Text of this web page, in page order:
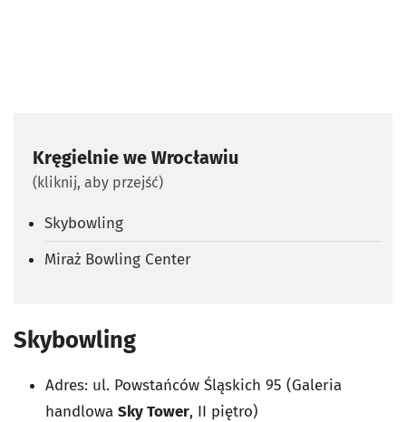
Kręgielnie we Wrocławiu
(kliknij, aby przejść)
Skybowling
Miraż Bowling Center
Skybowling
Adres: ul. Powstańców Śląskich 95 (Galeria
handlowa Sky Tower, II piętro)